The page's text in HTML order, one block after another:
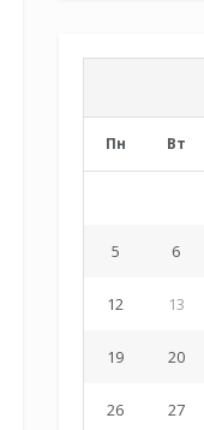
Пн Вт
5 6
12 13
19 20
26 27